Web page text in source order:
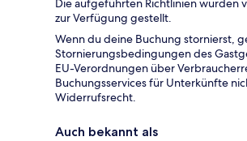
Die aufgeführten Richtlinien wurden
zur Verfügung gestellt.
Wenn du deine Buchung stornierst,
Stornierungsbedingungen des
EU-Verordnungen über
Buchungsservices für Unterkünfte
Widerrufsrecht.
Auch bekannt als